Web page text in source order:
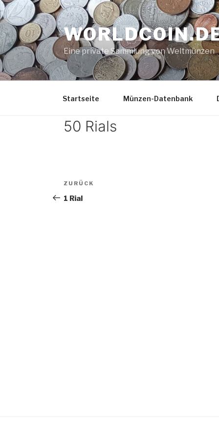
Zum
Inhalt
springen
Eine private Sammlung von Weltmünzen
Startseite Münzen-Datenbank
50 Rials
Beitrags-
Navigation
Vorheriger
Beitrag
ZURÜCK
1 Rial